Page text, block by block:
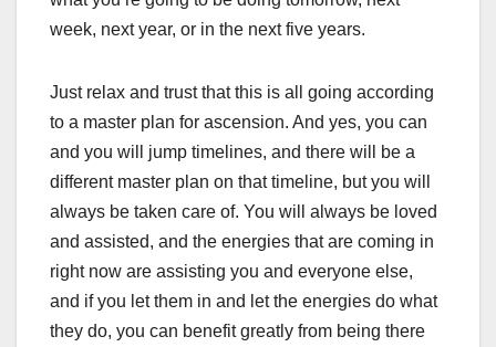
week, next year, or in the next five years.
Just relax and trust that this is all going according
to a master plan for ascension. And yes, you can
and you will jump timelines, and there will be a
different master plan on that timeline, but you will
always be taken care of. You will always be loved
and assisted, and the energies that are coming in
right now are assisting you and everyone else,
and if you let them in and let the energies do what
they do, you can benefit greatly from being there